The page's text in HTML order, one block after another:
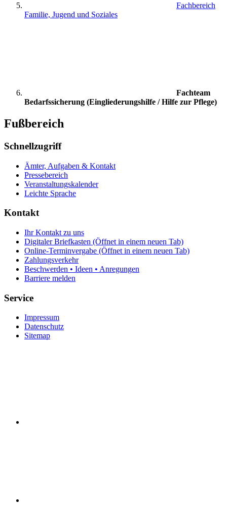
Fachbereich
Familie, Jugend und Soziales
Fachteam
Bedarfssicherung (Eingliederungshilfe / Hilfe zur Pflege)
Fußbereich
Schnellzugriff
Ämter, Aufgaben & Kontakt
Pressebereich
Veranstaltungskalender
Leichte Sprache
Kontakt
Ihr Kontakt zu uns
Digitaler Briefkasten (Öffnet in einem neuen Tab)
Online-Terminvergabe (Öffnet in einem neuen Tab)
Zahlungsverkehr
Beschwerden • Ideen • Anregungen
Barriere melden
Service
Impressum
Datenschutz
Sitemap